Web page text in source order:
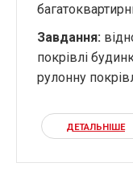
Завдання:
покрівлі
рулонну
ДЕТАЛЬНІШЕ